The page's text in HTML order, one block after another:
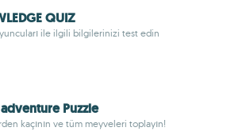
QUIZ
ile ilgili bilgilerinizi test edin
Puzzle
kaçının ve tüm meyveleri toplayın!